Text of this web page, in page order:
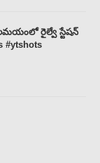
రైల్వే స్టేషన్
#ytshots